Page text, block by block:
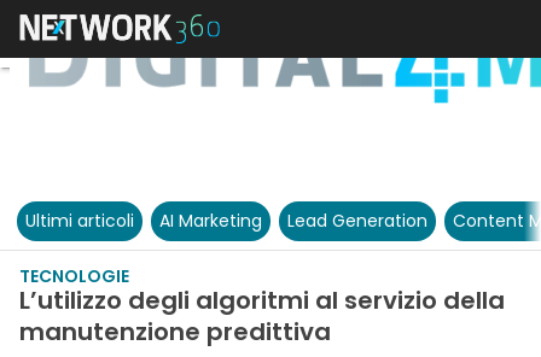
Ultimi articoli AI Marketing Lead Generation Content
TECNOLOGIE
L’utilizzo degli algoritmi al servizio della
manutenzione predittiva